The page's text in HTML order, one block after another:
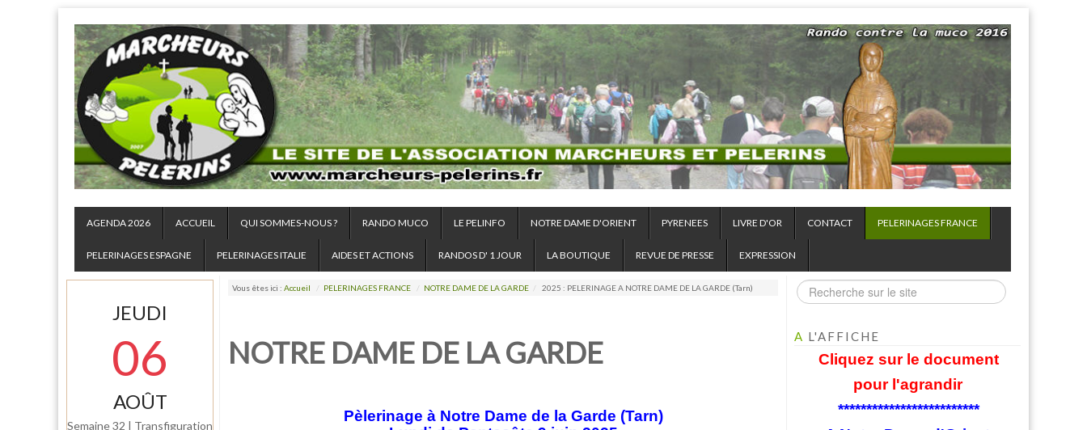
AGENDA 2026 ACCUEIL QUI SOMMES-NOUS ? RANDO MUCO LE PELINFO NOTRE DAME D'ORIENT PYRENEES LIVRE D'OR CONTACT PELERINAGES FRANCE
PELERINAGES ESPAGNE PELERINAGES ITALIE AIDES ET ACTIONS RANDOS D' 1 JOUR LA BOUTIQUE REVUE DE PRESSE EXPRESSION
Vous êtes ici : Accueil / PELERINAGES FRANCE / NOTRE DAME DE LA GARDE / 2025 : PELERINAGE A NOTRE DAME DE LA GARDE (Tarn)
NOTRE DAME DE LA GARDE
Pèlerinage à Notre Dame de la Garde (Tarn)
JEUDI
06
AOÛT
Semaine 32 | Transfiguration
A L'AFFICHE
Cliquez sur le document
pour l'agrandir
*************************